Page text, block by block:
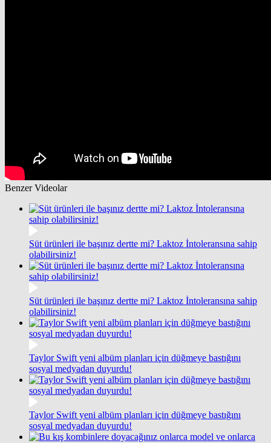
Benzer Videolar
Süt ürünleri ile başınız dertte mi? Laktoz İntoleransına sahip
olabilirsiniz!
Süt ürünleri ile başınız dertte mi? Laktoz İntoleransına sahip
olabilirsiniz!
Taylor Swift yeni albüm planları için düğmeye bastığını
sosyal medyadan duyurdu!
Taylor Swift yeni albüm planları için düğmeye bastığını
sosyal medyadan duyurdu!